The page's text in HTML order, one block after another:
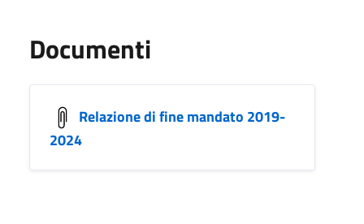
Documenti
Relazione di fine mandato 2019-
2024